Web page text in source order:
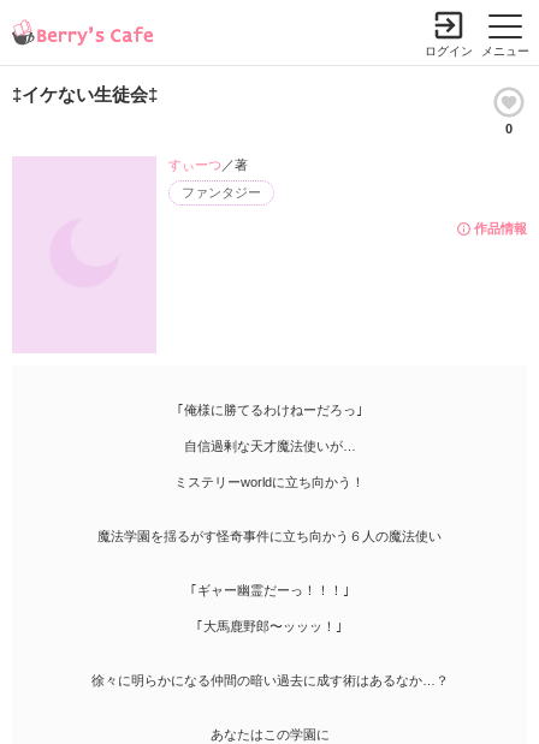
メニュー
ログイン
‡イケない生徒会‡
0
作品情報
ファンタジー
すぃーつ ／著
｢俺様に勝てるわけねーだろっ｣
自信過剰な天才魔法使いが…
ミステリーworldに立ち向かう！
魔法学園を揺るがす怪奇事件に立ち向かう６人の魔法使い
｢ギャー幽霊だーっ！！！｣
｢大馬鹿野郎〜ッッッ！｣
徐々に明らかになる仲間の暗い過去に成す術はあるなか…？
あなたはこの学園に